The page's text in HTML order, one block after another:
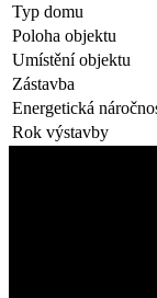
Typ domu
Poloha objektu
Umístění objektu
Zástavba
Energetická
Rok výstavby